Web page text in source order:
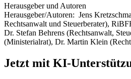
Herausgeber und Autoren
Herausgeber/Autoren: Jens
Rechtsanwalt und Steuerberater),
Dr. Stefan Behrens (Rechtsanwalt,
(Ministerialrat), Dr. Martin Klein
Jetzt mit KI-